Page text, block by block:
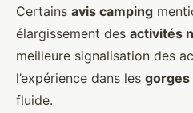
Certains avis camping
élargissement des activités
meilleure signalisation des
l’expérience dans les gorges
fluide.